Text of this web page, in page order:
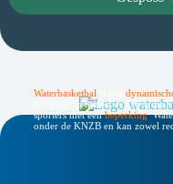
Waterbasketbal
bewegen in het water. De sport
sporters met een beperking.
onder de KNZB en kan zowel